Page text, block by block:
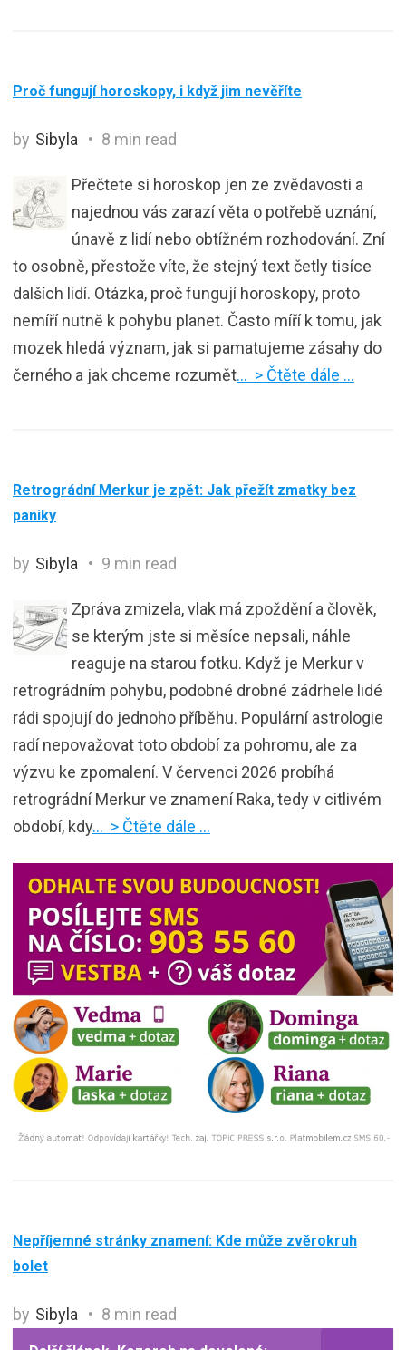
Proč fungují horoskopy, i když jim nevěříte
by Sibyla 8 min read
Přečtete si horoskop jen ze zvědavosti a
najednou vás zarazí věta o potřebě uznání,
únavě z lidí nebo obtížném rozhodování. Zní
to osobně, přestože víte, že stejný text četly tisíce
dalších lidí. Otázka, proč fungují horoskopy, proto
nemíří nutně k pohybu planet. Často míří k tomu, jak
mozek hledá význam, jak si pamatujeme zásahy do
černého a jak chceme rozumět… > Čtěte dále …
Retrográdní Merkur je zpět: Jak přežít zmatky bez
paniky
by Sibyla 9 min read
Zpráva zmizela, vlak má zpoždění a člověk,
se kterým jste si měsíce nepsali, náhle
reaguje na starou fotku. Když je Merkur v
retrográdním pohybu, podobné drobné zádrhele lidé
rádi spojují do jednoho příběhu. Populární astrologie
radí nepovažovat toto období za pohromu, ale za
výzvu ke zpomalení. V červenci 2026 probíhá
retrográdní Merkur ve znamení Raka, tedy v citlivém
období, kdy… > Čtěte dále …
Nepříjemné stránky znamení: Kde může zvěrokruh
bolet
by Sibyla 8 min read